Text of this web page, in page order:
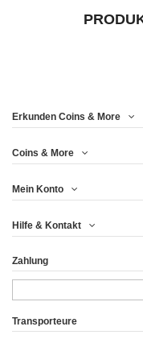
Erkunden Coins & More
Coins & More
Mein Konto
Hilfe & Kontakt
Zahlung
Transporteure